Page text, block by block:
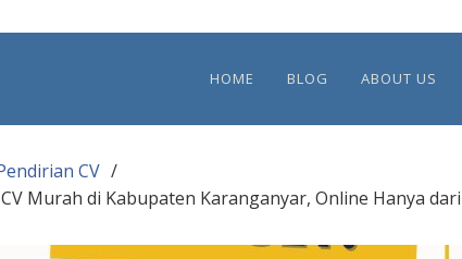
HOME BLOG ABOUT US
CV
Murah di Kabupaten Karanganyar, Online Hanya dari